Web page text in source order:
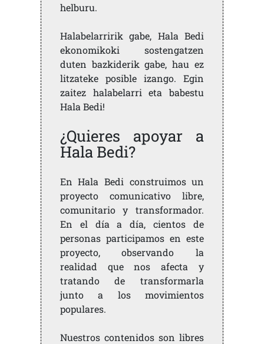
helburu.
Halabelarririk gabe, Hala Bedi
ekonomikoki sostengatzen
duten bazkiderik gabe, hau ez
litzateke posible izango. Egin
zaitez halabelarri eta babestu
Hala Bedi!
¿Quieres apoyar a
Hala Bedi?
En Hala Bedi construimos un
proyecto comunicativo libre,
comunitario y transformador.
En el día a día, cientos de
personas participamos en este
proyecto, observando la
realidad que nos afecta y
tratando de transformarla
junto a los movimientos
populares.
Nuestros contenidos son libres